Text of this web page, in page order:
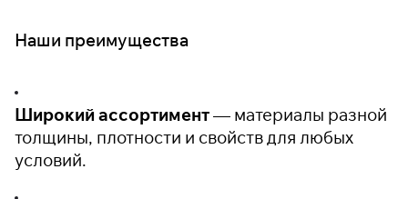
Наши преимущества
Широкий ассортимент— материалы разной
толщины, плотности и свойств для любых
условий.